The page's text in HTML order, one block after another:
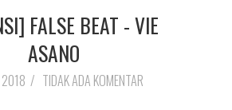
FALSE BEAT - VIE
ASANO
/ TIDAK ADA KOMENTAR